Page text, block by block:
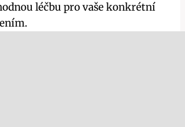
léčbu pro vaše ‍konkrétní‍